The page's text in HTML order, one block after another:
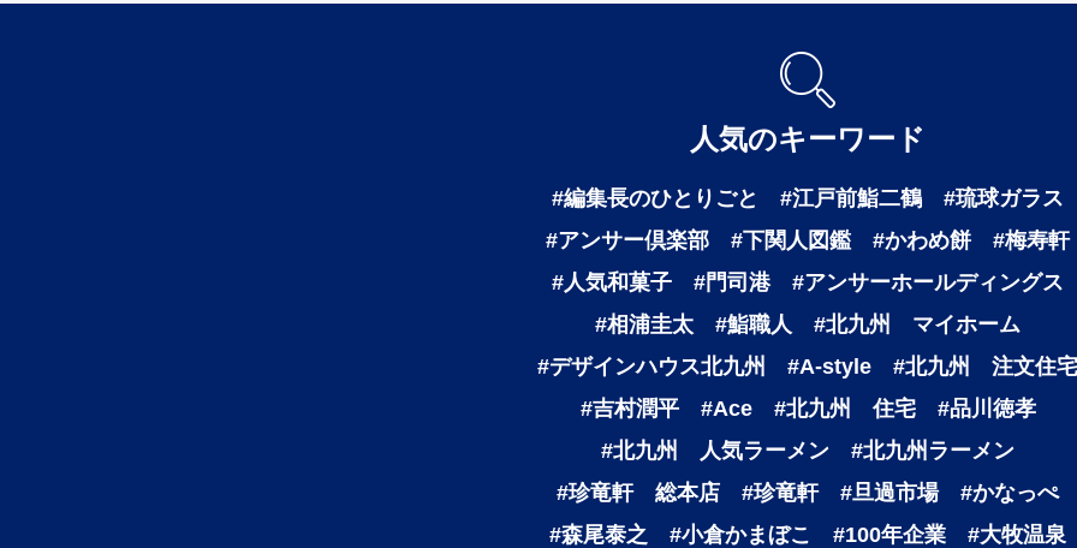
人気のキーワード
#編集長のひとりごと #江戸前鮨二鶴
#琉球ガラス
#アンサー倶楽部
#下関人図鑑 #かわめ餅
#梅寿軒
#人気和菓子
#門司港
#アンサーホールディングス
#相浦圭太
#鮨職人
#北九州 マイホーム
#デザインハウス北九州
#A-style
#北九州 注文住宅
#吉村潤平
#Ace #北九州 住宅
#品川徳孝
#北九州 人気ラーメン
#北九州ラーメン
#珍竜軒 総本店
#珍竜軒 #旦過市場
#かなっぺ
#森尾泰之
#小倉かまぼこ #100年企業
#大牧温泉